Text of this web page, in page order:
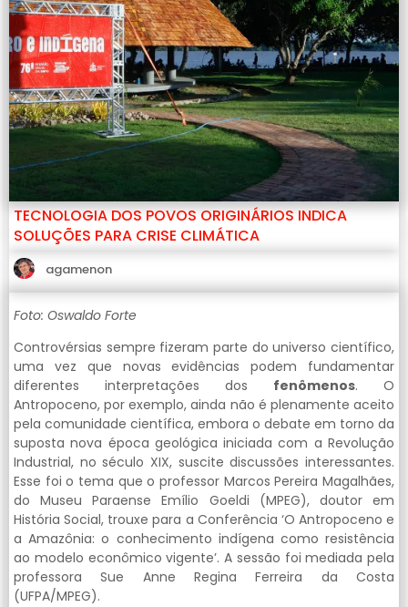
TECNOLOGIA DOS POVOS ORIGINÁRIOS INDICA
SOLUÇÕES PARA CRISE CLIMÁTICA
agamenon
Foto: Oswaldo Forte
Controvérsias sempre fizeram parte do universo científico,
uma vez que novas evidências podem fundamentar
diferentes interpretações dos fenômenos. O
Antropoceno, por exemplo, ainda não é plenamente aceito
pela comunidade científica, embora o debate em torno da
suposta nova época geológica iniciada com a Revolução
Industrial, no século XIX, suscite discussões interessantes.
Esse foi o tema que o professor Marcos Pereira Magalhães,
do Museu Paraense Emílio Goeldi (MPEG), doutor em
História Social, trouxe para a Conferência ‘O Antropoceno e
a Amazônia: o conhecimento indígena como resistência
ao modelo econômico vigente’. A sessão foi mediada pela
professora Sue Anne Regina Ferreira da Costa
(UFPA/MPEG).